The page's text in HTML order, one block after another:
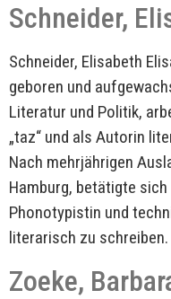
Schneider,
Schneider, Elisabeth
geboren und
Literatur und Politik,
„taz“ und als Autorin
Nach mehrjährigen
Hamburg, betätigte
Phonotypistin und
literarisch zu
Zoeke,